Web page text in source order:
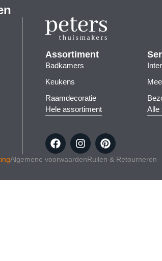
Assortiment
Badkamers
Keukens
Raamdecoratie
Hele assortiment
Alle
Algemene voorwaardenRuilen & Retourneren